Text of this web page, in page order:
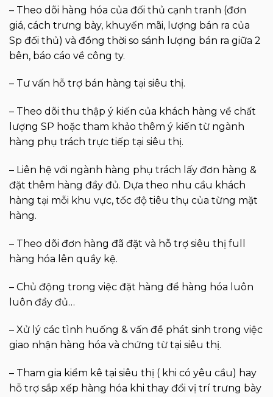
– Theo dõi hàng hóa của đối thủ cạnh tranh (đơn
giá, cách trưng bày, khuyến mãi, lượng bán ra của
Sp đối thủ) và đồng thời so sánh lượng bán ra giữa 2
bên, báo cáo về công ty.
– Tư vấn hỗ trợ bán hàng tại siêu thị.
– Theo dõi thu thập ý kiến của khách hàng về chất
lượng SP hoặc tham khảo thêm ý kiến từ ngành
hàng phụ trách trực tiếp tại siêu thị.
– Liên hệ với ngành hàng phụ trách lấy đơn hàng &
đặt thêm hàng đầy đủ. Dựa theo nhu cầu khách
hàng tại mỗi khu vực, tốc độ tiêu thụ của từng mặt
hàng.
– Theo dõi đơn hàng đã đặt và hỗ trợ siêu thị full
hàng hóa lên quầy kệ.
– Chủ động trong việc đặt hàng để hàng hóa luôn
luôn đầy đủ…
– Xử lý các tình huống & vấn đề phát sinh trong việc
giao nhận hàng hóa và chứng từ tại siêu thị.
– Tham gia kiểm kê tại siêu thị ( khi có yêu cầu) hay
hỗ trợ sắp xếp hàng hóa khi thay đổi vị trí trưng bày